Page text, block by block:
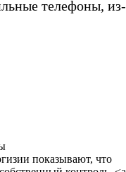
телефоны, из-
показывают, что